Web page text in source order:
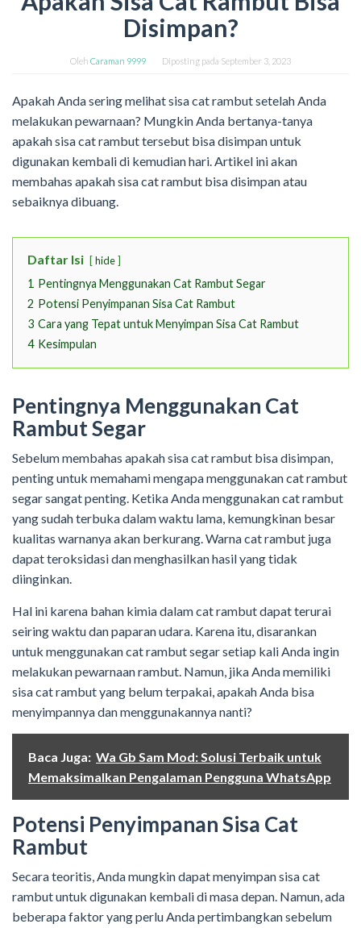
Disimpan?
Oleh Caraman 9999 Diposting pada September 3, 2023
Apakah Anda sering melihat sisa cat rambut setelah Anda
melakukan pewarnaan? Mungkin Anda bertanya-tanya
apakah sisa cat rambut tersebut bisa disimpan untuk
digunakan kembali di kemudian hari. Artikel ini akan
membahas apakah sisa cat rambut bisa disimpan atau
sebaiknya dibuang.
Daftar Isi hide
1 Pentingnya Menggunakan Cat Rambut Segar
2 Potensi Penyimpanan Sisa Cat Rambut
3 Cara yang Tepat untuk Menyimpan Sisa Cat Rambut
4 Kesimpulan
Pentingnya Menggunakan Cat
Rambut Segar
Sebelum membahas apakah sisa cat rambut bisa disimpan,
penting untuk memahami mengapa menggunakan cat rambut
segar sangat penting. Ketika Anda menggunakan cat rambut
yang sudah terbuka dalam waktu lama, kemungkinan besar
kualitas warnanya akan berkurang. Warna cat rambut juga
dapat teroksidasi dan menghasilkan hasil yang tidak
diinginkan.
Hal ini karena bahan kimia dalam cat rambut dapat terurai
seiring waktu dan paparan udara. Karena itu, disarankan
untuk menggunakan cat rambut segar setiap kali Anda ingin
melakukan pewarnaan rambut. Namun, jika Anda memiliki
sisa cat rambut yang belum terpakai, apakah Anda bisa
menyimpannya dan menggunakannya nanti?
Baca Juga: Wa Gb Sam Mod: Solusi Terbaik untuk
Memaksimalkan Pengalaman Pengguna WhatsApp
Potensi Penyimpanan Sisa Cat
Rambut
Secara teoritis, Anda mungkin dapat menyimpan sisa cat
rambut untuk digunakan kembali di masa depan. Namun, ada
beberapa faktor yang perlu Anda pertimbangkan sebelum